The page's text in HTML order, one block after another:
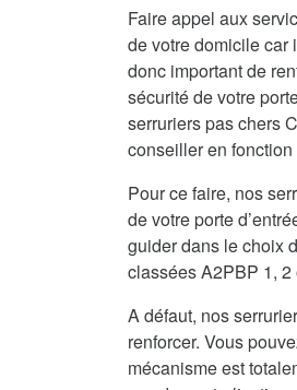
Faire appel aux
de votre domicile car
donc important de
sécurité de votre
serruriers pas chers
conseiller en
Pour ce faire, nos
de votre porte
guider dans le choix
classées A2PBP 1,
A défaut, nos
renforcer. Vous
mécanisme est